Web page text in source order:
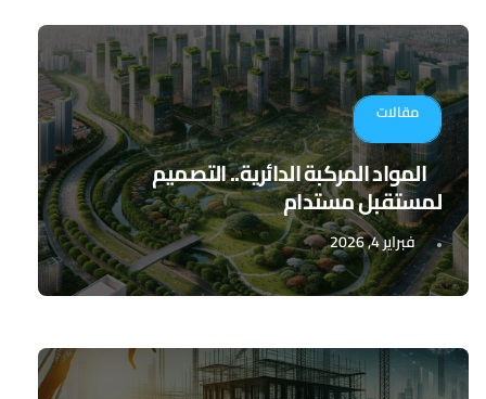
مقالات
المواد المركبة الدائرية.. التصميم
لمستقبل مستدام
فبراير 4, 2026